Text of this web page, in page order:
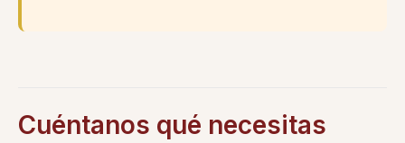
Cuéntanos qué necesitas